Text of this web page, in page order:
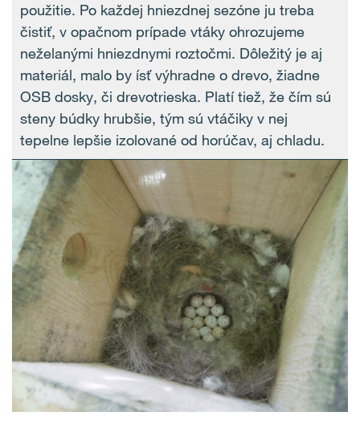
použitie. Po každej hniezdnej sezóne ju treba
čistiť, v opačnom prípade vtáky ohrozujeme
neželanými hniezdnymi roztočmi. Dôležitý je aj
materiál, malo by ísť výhradne o drevo, žiadne
OSB dosky, či drevotrieska. Platí tiež, že čím sú
steny búdky hrubšie, tým sú vtáčiky v nej
tepelne lepšie izolované od horúčav, aj chladu.